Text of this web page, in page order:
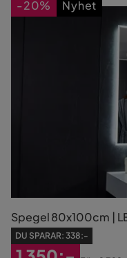
Spegel 80x100cm |
DU SPARAR: 338:-
-20% Nyhet